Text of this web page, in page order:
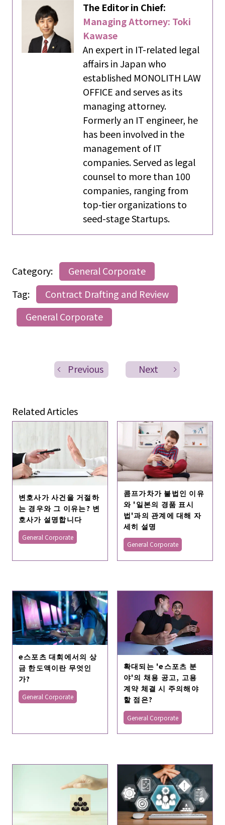
The Editor in Chief:
Managing Attorney: Toki
Kawase
An expert in IT-related legal
affairs in Japan who
established MONOLITH LAW
OFFICE and serves as its
managing attorney.
Formerly an IT engineer, he
has been involved in the
management of IT
companies. Served as legal
counsel to more than 100
companies, ranging from
top-tier organizations to
seed-stage Startups.
Category:
General Corporate
Tag:
Contract Drafting and Review
General Corporate
Previous Next
Related Articles
변호사가 사건을 거절하
는 경우와 그 이유는? 변
호사가 설명합니다
General Corporate
콤프가차가 불법인 이유
와 '일본의 경품 표시
법'과의 관계에 대해 자
세히 설명
General Corporate
e스포츠 대회에서의 상
금 한도액이란 무엇인
가?
General Corporate
확대되는 'e스포츠 분
야'의 채용 공고, 고용
계약 체결 시 주의해야
할 점은?
General Corporate